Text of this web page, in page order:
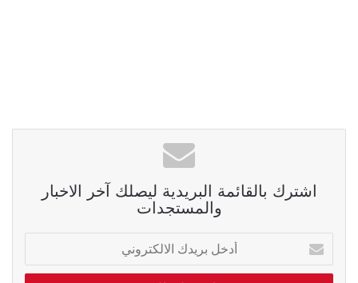
اشترك بالقائمة البريدية ليصلك آخر الاخبار
والمستجدات
أدخل
بريدك
الالكتروني